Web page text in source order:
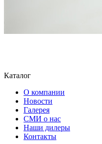
Каталог
О компании
Новости
Галерея
СМИ о нас
Наши дилеры
Контакты